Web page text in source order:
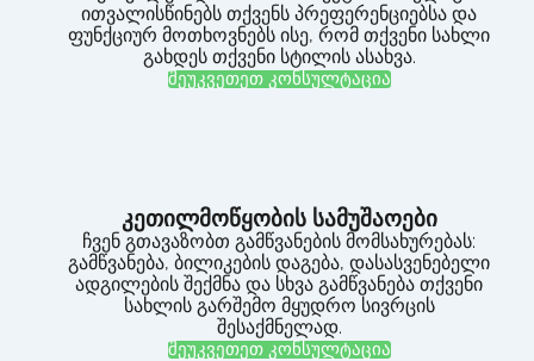
ითვალისწინებს თქვენს პრეფერენციებსა და
ფუნქციურ მოთხოვნებს ისე, რომ თქვენი სახლი
გახდეს თქვენი სტილის ასახვა.
შეუკვეთეთ კონსულტაცია
კეთილმოწყობის სამუშაოები
ჩვენ გთავაზობთ გამწვანების მომსახურებას:
გამწვანება, ბილიკების დაგება, დასასვენებელი
ადგილების შექმნა და სხვა გამწვანება თქვენი
სახლის გარშემო მყუდრო სივრცის
შესაქმნელად.
შეუკვეთეთ კონსულტაცია